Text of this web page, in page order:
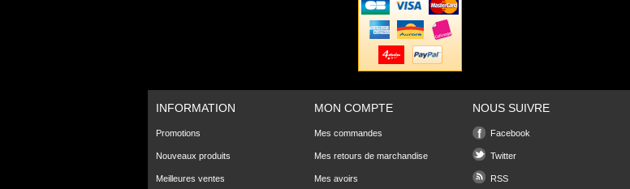
INFORMATION
Promotions
Nouveaux produits
Meilleures ventes
MON COMPTE
Mes commandes
Mes retours de marchandise
Mes avoirs
NOUS SUIVRE
Facebook
Twitter
RSS